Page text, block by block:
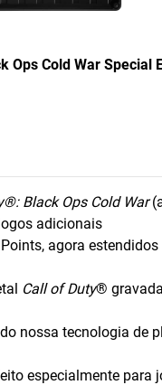
Ops Cold War Special
Black Ops Cold War
adicionais
agora
Call of Duty®
nossa tecnologia de
especialmente para